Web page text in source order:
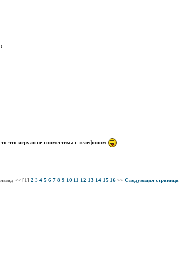
что игруля не совместима с телефоном
<< [1] 2 3 4 5 6 7 8 9 10 11 12 13 14 15 16 >> Следующая страница